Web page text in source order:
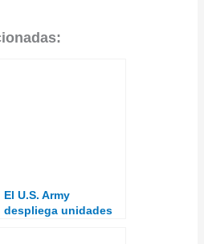
El U.S. Army
despliega unidades